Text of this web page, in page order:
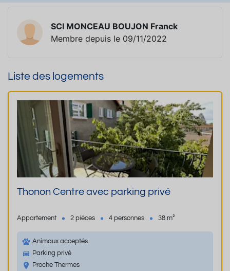
SCI MONCEAU BOUJON Franck
Membre depuis le 09/11/2022
Liste des logements
Thonon Centre avec parking privé
Appartement 2 pièces 4 personnes 38 m²
Animaux acceptés
Parking privé
Proche Thermes